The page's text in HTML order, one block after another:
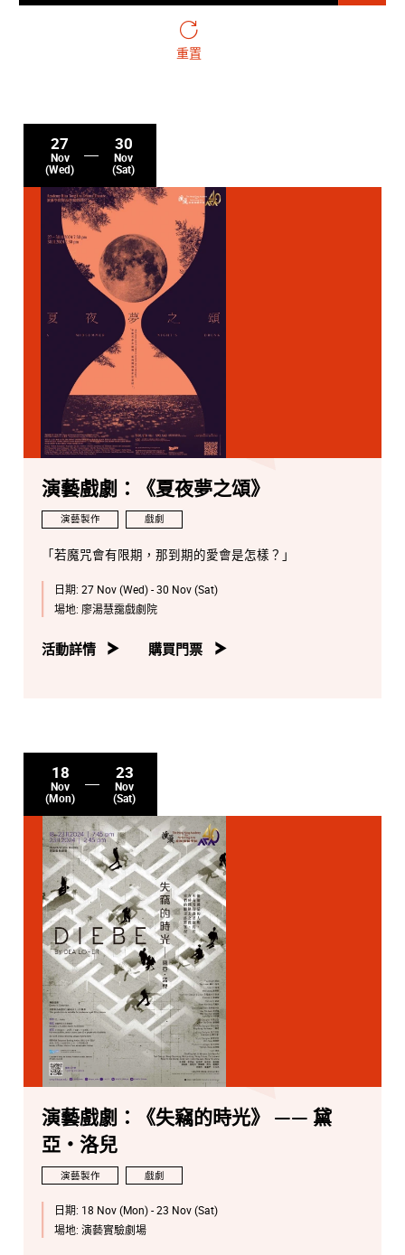
重置
27
Nov
(Wed)
30
Nov
(Sat)
演藝戲劇：《夏夜夢之頌》
演藝製作 戲劇
「若魔咒會有限期，那到期的愛會是怎樣？」
日期: 27 Nov (Wed) - 30 Nov (Sat)
場地: 廖湯慧靄戲劇院
活動詳情 購買門票
18
Nov
(Mon)
23
Nov
(Sat)
演藝戲劇：《失竊的時光》 —— 黛
亞・洛兒
演藝製作 戲劇
日期: 18 Nov (Mon) - 23 Nov (Sat)
場地: 演藝實驗劇場